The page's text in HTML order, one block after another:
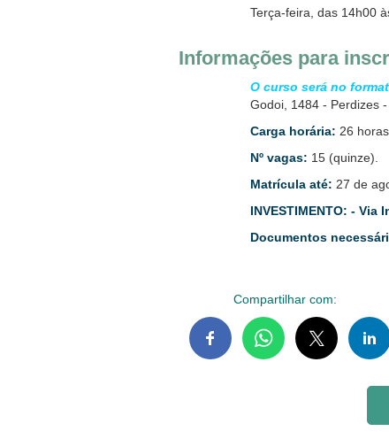
Terça-feira, das 14h00
Informações para
O curso será no
Godoi, 1484 - Perdizes -
Carga horária: 26 horas.
Nº vagas: 15 (quinze).
Matrícula até: 27 de
INVESTIMENTO: - Via
Documentos
Compartilhar com: